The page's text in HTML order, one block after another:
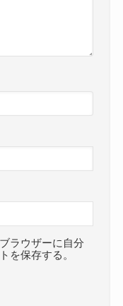
ラウザーに自分
を保存する。